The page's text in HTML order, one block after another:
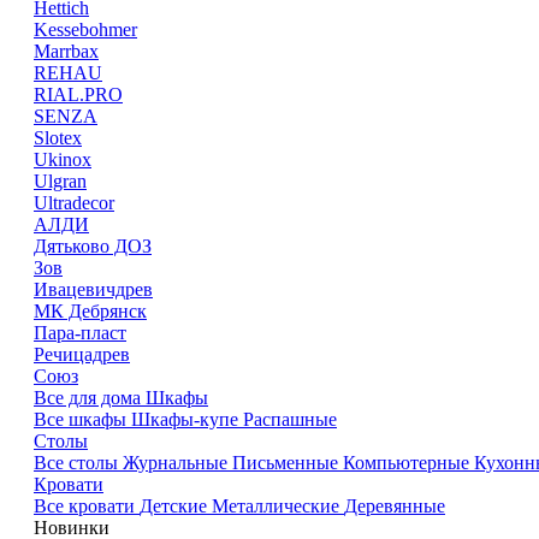
Hettich
Kessebohmer
Marrbax
REHAU
RIAL.PRO
SENZA
Slotex
Ukinox
Ulgran
Ultradecor
АЛДИ
Дятьково ДОЗ
Зов
Ивацевичдрев
МК Дебрянск
Пара-пласт
Речицадрев
Союз
Все для дома Шкафы
Все шкафы Шкафы-купе Распашные
Столы
Все столы Журнальные Письменные Компьютерные
Кровати
Все кровати Детские Металлические Деревянные
Новинки